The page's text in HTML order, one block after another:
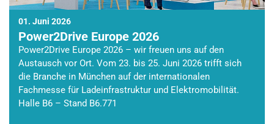
01. Juni 2026
Power2Drive Europe 2026
Power2Drive Europe 2026 – wir freuen uns auf den
Austausch vor Ort. Vom 23. bis 25. Juni 2026 trifft sich
die Branche in München auf der internationalen
Fachmesse für Ladeinfrastruktur und Elektromobilität.
Halle B6 – Stand B6.771